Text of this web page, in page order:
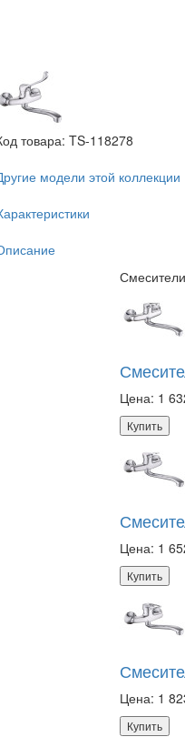
товара: TS-118278
модели этой коллекции
Смесители
Цена: 1
Купить
Цена: 1
Купить
Цена: 1
Купить